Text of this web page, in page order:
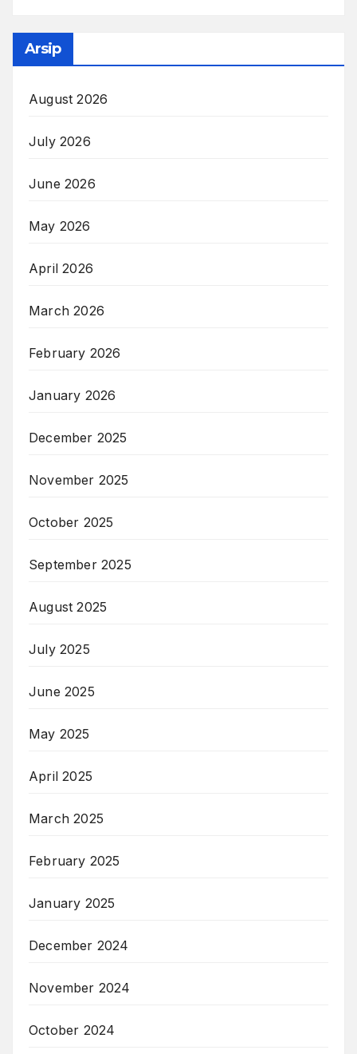
Arsip
August 2026
July 2026
June 2026
May 2026
April 2026
March 2026
February 2026
January 2026
December 2025
November 2025
October 2025
September 2025
August 2025
July 2025
June 2025
May 2025
April 2025
March 2025
February 2025
January 2025
December 2024
November 2024
October 2024